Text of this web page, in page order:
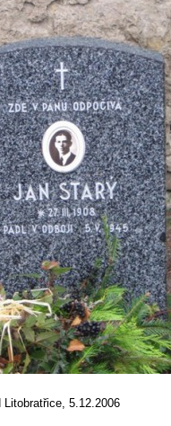
5.12.2006